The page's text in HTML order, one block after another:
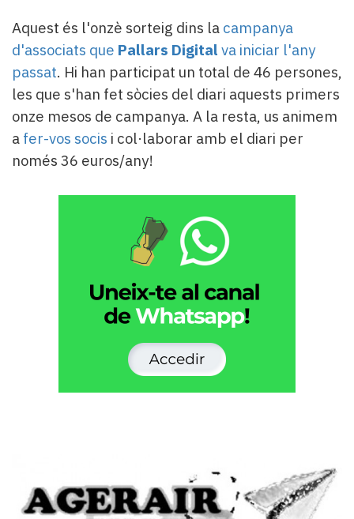
llegit...
Editorial
Aquest és l'onzè sorteig dins la campanya
d'associats que Pallars Digital va iniciar l'any
passat. Hi han participat un total de 46 persones,
les que s'han fet sòcies del diari aquests primers
onze mesos de campanya. A la resta, us animem
a fer-vos socis i col·laborar amb el diari per
només 36 euros/any!